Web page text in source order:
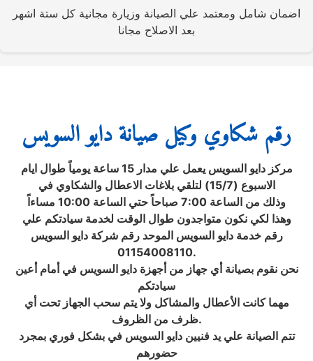
اضمان شامل ومعتمد علي الصيانة وزيارة مجانية كل ستة اشهر
بعد الاصلاح مجانا
رقم شكاوي وكيل صيانة دايو السويس
مركز دايو السويس يعمل علي مدار 15 ساعة يومياً طوال ايام
الاسبوع (15/7) لتلقي بلاغات الاعطال والشكاوي في
وذلك من الساعة 7:00 صباحاً حتي الساعة 10:00 مساءاً
وهذا لكي نكون متواجدون طوال الوقت لخدمة سيادتكم علي
رقم خدمة دايو السويس الموحد رقم شركة دايو السويس
01154008110.
نحن نقوم بصيانة أي جهاز من أجهزة دايو السويس في أمام أعين
سيادتكم
مهما كانت الأعطال والمشاكل ولا يتم سحب الجهاز تحت أي
ظرف من الظروف.
تتم الصيانة علي يد فنيين دايو السويس في بشكل فوري بمجرد
حضورهم